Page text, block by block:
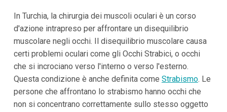
In Turchia, la chirurgia dei muscoli oculari è un corso
d'azione intrapreso per affrontare un disequilibrio
muscolare negli occhi. Il disequilibrio muscolare causa
certi problemi oculari come gli Occhi Strabici, o occhi
che si incrociano verso l'interno o verso l'esterno.
Questa condizione è anche definita come Strabismo. Le
persone che affrontano lo strabismo hanno occhi che
non si concentrano correttamente sullo stesso oggetto